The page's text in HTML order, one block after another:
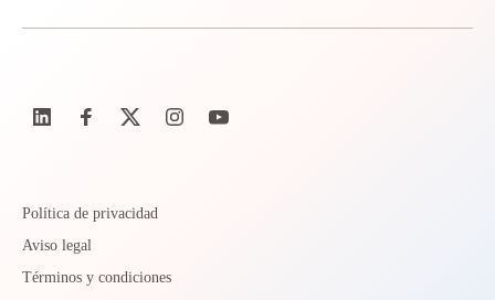
Política de privacidad
Aviso legal
Términos y condiciones